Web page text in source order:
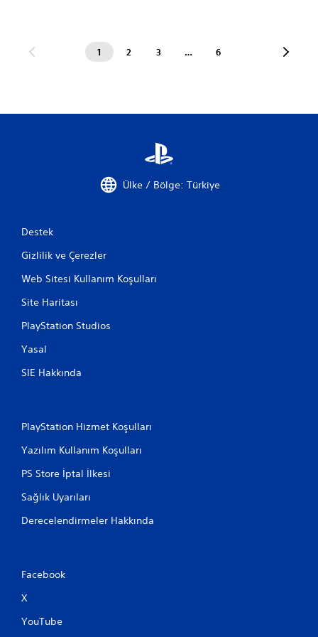
1 2 3 … 6
Ülke / Bölge: Türkiye
Destek
Gizlilik ve Çerezler
Web Sitesi Kullanım Koşulları
Site Haritası
PlayStation Studios
Yasal
SIE Hakkında
PlayStation Hizmet Koşulları
Yazılım Kullanım Koşulları
PS Store İptal İlkesi
Sağlık Uyarıları
Derecelendirmeler Hakkında
Facebook
X
YouTube